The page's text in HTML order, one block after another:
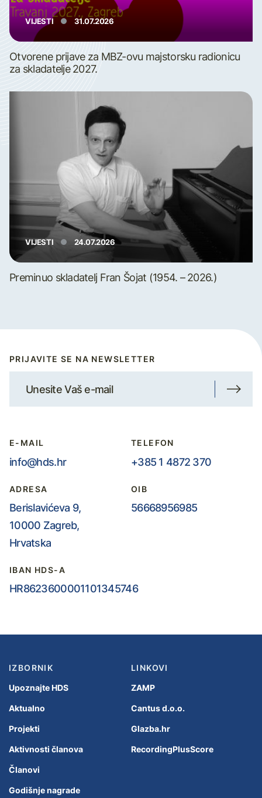
VIJESTI 31.07.2026
Otvorene prijave za MBZ-ovu majstorsku radionicu
za skladatelje 2027.
VIJESTI 24.07.2026
Preminuo skladatelj Fran Šojat (1954. – 2026.)
PRIJAVITE SE NA NEWSLETTER
E-MAIL
info@hds.hr
TELEFON
+385 1 4872 370
ADRESA
Berislavićeva 9,
10000 Zagreb,
Hrvatska
OIB
56668956985
IBAN HDS-A
HR8623600001101345746
IZBORNIK
Upoznajte HDS
Aktualno
Projekti
Aktivnosti članova
Članovi
Godišnje nagrade
LINKOVI
ZAMP
Cantus d.o.o.
Glazba.hr
RecordingPlusScore